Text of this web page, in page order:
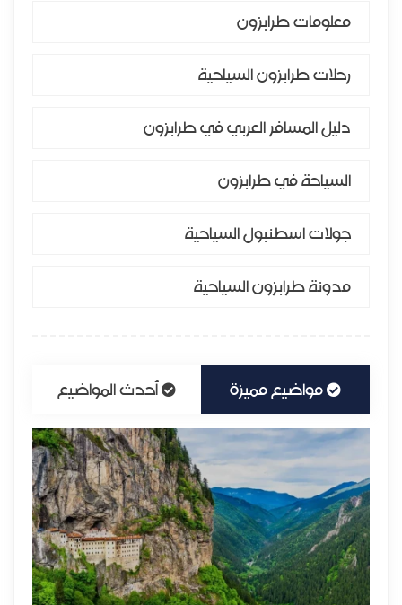
معلومات طرابزون
رحلات طرابزون السياحية
دليل المسافر العربي في طرابزون
السياحة في طرابزون
جولات اسطنبول السياحية
مدونة طرابزون السياحية
مواضيع مميزة أحدث المواضيع